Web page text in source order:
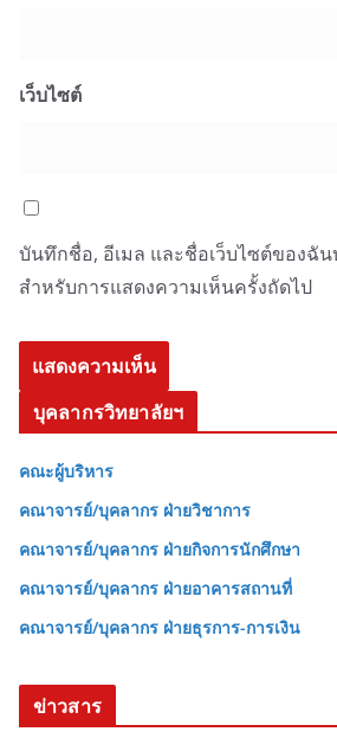
เว็บไซต์
บันทึกชื่อ, อีเมล และชื่อเว็บไซต์ของฉัน
สำหรับการแสดงความเห็นครั้งถัดไป
บุคลากรวิทยาลัยฯ
คณะผู้บริหาร
คณาจารย์/บุคลากร ฝ่ายวิชาการ
คณาจารย์/บุคลากร ฝ่ายกิจการนักศึกษา
คณาจารย์/บุคลากร ฝ่ายอาคารสถานที่
คณาจารย์/บุคลากร ฝ่ายธุรการ-การเงิน
ข่าวสาร